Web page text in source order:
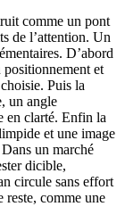
comme un pont
de l’attention. Un
D’abord
et
Puis la
un angle
en clarté. Enfin la
et une image
un marché
dicible,
circule sans effort
reste, comme une